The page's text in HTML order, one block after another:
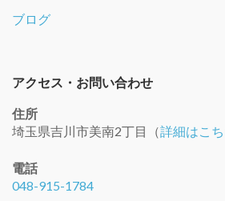
ブログ
アクセス・お問い合わせ
住所
埼玉県吉川市美南2丁目（詳細はこ
電話
048-915-1784